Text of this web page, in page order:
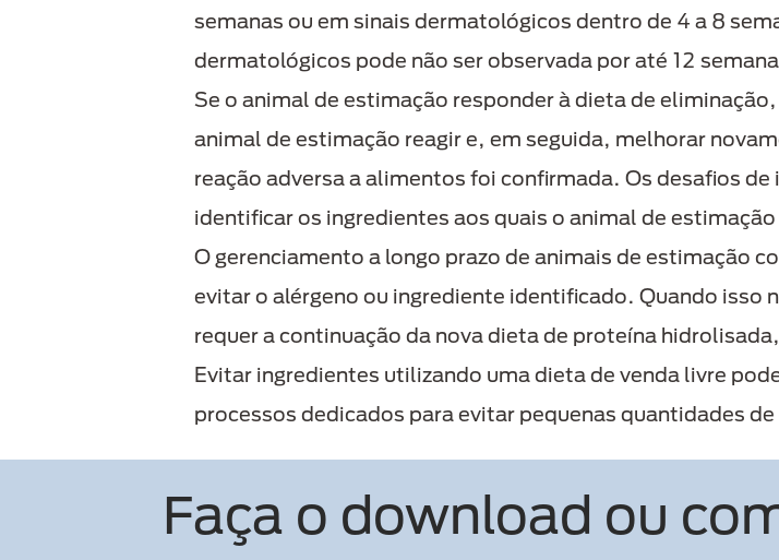
semanas ou em sinais dermatológicos dentro de 4 a 8
dermatológicos pode não ser observada por até 12
Se o animal de estimação responder à dieta de
animal de estimação reagir e, em seguida, melhorar
reação adversa a alimentos foi confirmada. Os desafios
identificar os ingredientes aos quais o animal de
O gerenciamento a longo prazo de animais de estimação
evitar o alérgeno ou ingrediente identificado. Quando isso
requer a continuação da nova dieta de proteína
Evitar ingredientes utilizando uma dieta de venda livre
processos dedicados para evitar pequenas quantidades
Faça o download ou